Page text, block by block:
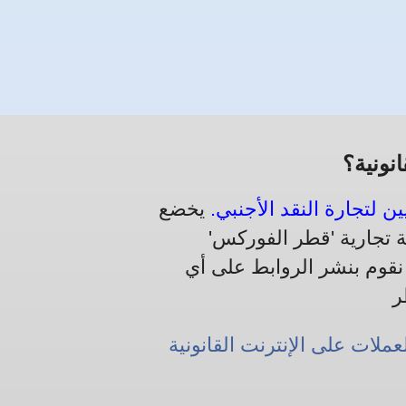
لتجارة النقد الأجنبي. يخضع
تجارية 'قطر الفوركس'
للقانون. لا نقوم بنشر الروابط على أي
على الإنترنت القانونية